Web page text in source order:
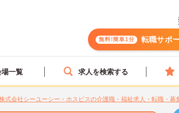
無料!簡単1分 転職サポ
一覧 求人を検索する
式会社シーユーシー・ホスピスの介護職・福祉求人・転職・募